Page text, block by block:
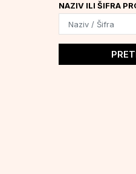
NAZIV ILI ŠIFRA